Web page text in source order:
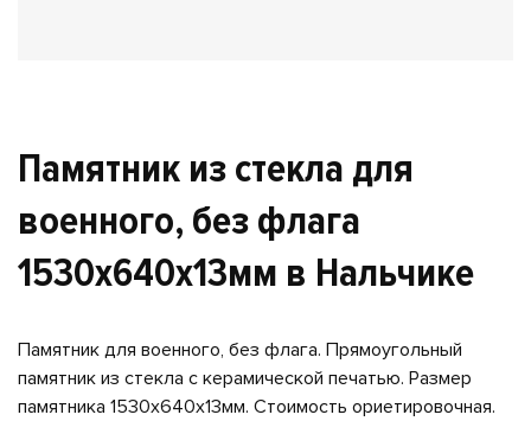
Памятник из стекла для
военного, без флага
1530х640х13мм в Нальчике
Памятник для военного, без флага. Прямоугольный
памятник из стекла с керамической печатью. Размер
памятника 1530х640х13мм. Стоимость ориетировочная.